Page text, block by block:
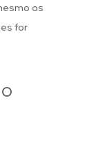
os
for